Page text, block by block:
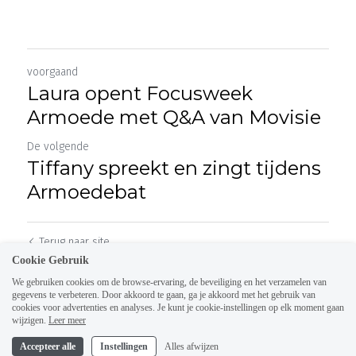
voorgaand
Laura opent Focusweek
Armoede met Q&A van Movisie
De volgende
Tiffany spreekt en zingt tijdens
Armoedebat
Terug naar site
Cookie Gebruik
We gebruiken cookies om de browse-ervaring, de beveiliging en het verzamelen van
gegevens te verbeteren. Door akkoord te gaan, ga je akkoord met het gebruik van
cookies voor advertenties en analyses. Je kunt je cookie-instellingen op elk moment gaan
wijzigen. Leer meer
Accepteer alle Instellingen Alles afwijzen